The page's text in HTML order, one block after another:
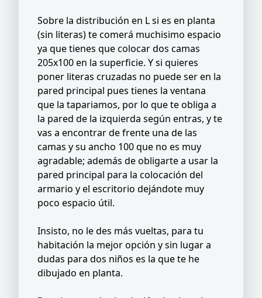
Sobre la distribución en L si es en planta
(sin literas) te comerá muchisimo espacio
ya que tienes que colocar dos camas
205x100 en la superficie. Y si quieres
poner literas cruzadas no puede ser en la
pared principal pues tienes la ventana
que la tapariamos, por lo que te obliga a
la pared de la izquierda según entras, y te
vas a encontrar de frente una de las
camas y su ancho 100 que no es muy
agradable; además de obligarte a usar la
pared principal para la colocación del
armario y el escritorio dejándote muy
poco espacio útil.
Insisto, no le des más vueltas, para tu
habitación la mejor opción y sin lugar a
dudas para dos niños es la que te he
dibujado en planta.